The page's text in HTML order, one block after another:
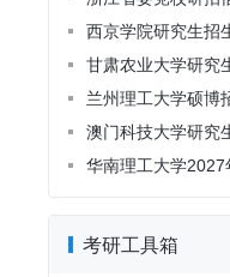
考研工具箱